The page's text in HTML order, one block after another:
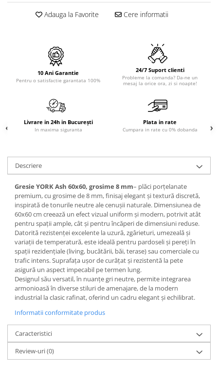
TOCATOARE
Mixere și blendere
Adauga la Favorite Cere informatii
10 Ani Garantie
Pentru o satisfactie garantata 100%
24/7 Suport clienti
Probleme la comanda? Da-ne un
mesaj la orice ora, zi si noapte!
Livrare in 24h in București
In maxima siguranta
Plata in rate
Cumpara in rate cu 0% dobanda
Descriere
Gresie YORK Ash 60x60, grosime 8 mm– plăci porțelanate
premium, cu grosime de 8 mm, finisaj elegant și textură discretă,
inspirată de tonurile neutre ale cenușii naturale. Dimensiunea de
60x60 cm creează un efect vizual uniform și modern, potrivit atât
pentru spații ample, cât și pentru încăperi de dimensiuni reduse.
Datorită rezistenței excelente la uzură, zgârieturi, umezeală și
variații de temperatură, este ideală pentru pardoseli și pereți în
spații rezidențiale (living, bucătării, băi, terase) sau comerciale cu
trafic intens. Suprafața ușor de curățat și rezistentă la pete
asigură un aspect impecabil pe termen lung.
Designul său versatil, în nuanțe gri neutre, permite integrarea
armonioasă în diverse stiluri de amenajare, de la modern
industrial la clasic rafinat, oferind un cadru elegant și echilibrat.
Informatii conformitate produs
Caracteristici
Review-uri(0)